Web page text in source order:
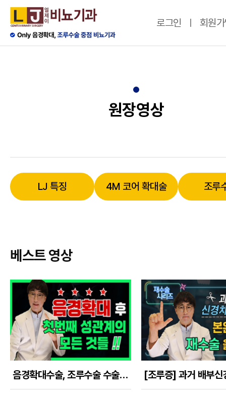
로그인 회원
원장영상
LJ 특징 4M 코어 확대술 조루
베스트 영상
음경확대수술, 조루수술 수술 후 첫 번째 성관계에 관련된 모든 것들을 이야기한다!